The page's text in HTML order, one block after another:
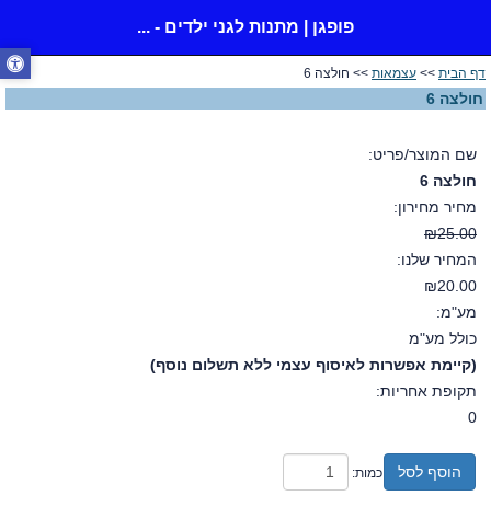
פופגן | מתנות לגני ילדים - ...
דף הבית >> עצמאות >> חולצה 6
חולצה 6
שם המוצר/פריט:
חולצה 6
מחיר מחירון:
₪25.00
המחיר שלנו:
₪20.00
מע"מ:
כולל מע"מ
(קיימת אפשרות לאיסוף עצמי ללא תשלום נוסף)
תקופת אחריות:
0
הוסף לסל כמות: